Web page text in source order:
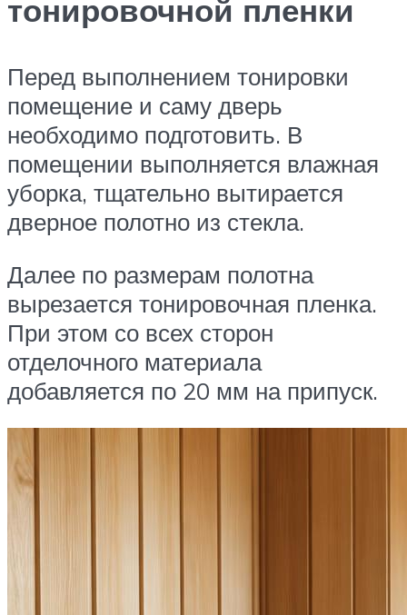
тонировочной пленки
Перед выполнением тонировки
помещение и саму дверь
необходимо подготовить. В
помещении выполняется влажная
уборка, тщательно вытирается
дверное полотно из стекла.
Далее по размерам полотна
вырезается тонировочная пленка.
При этом со всех сторон
отделочного материала
добавляется по 20 мм на припуск.